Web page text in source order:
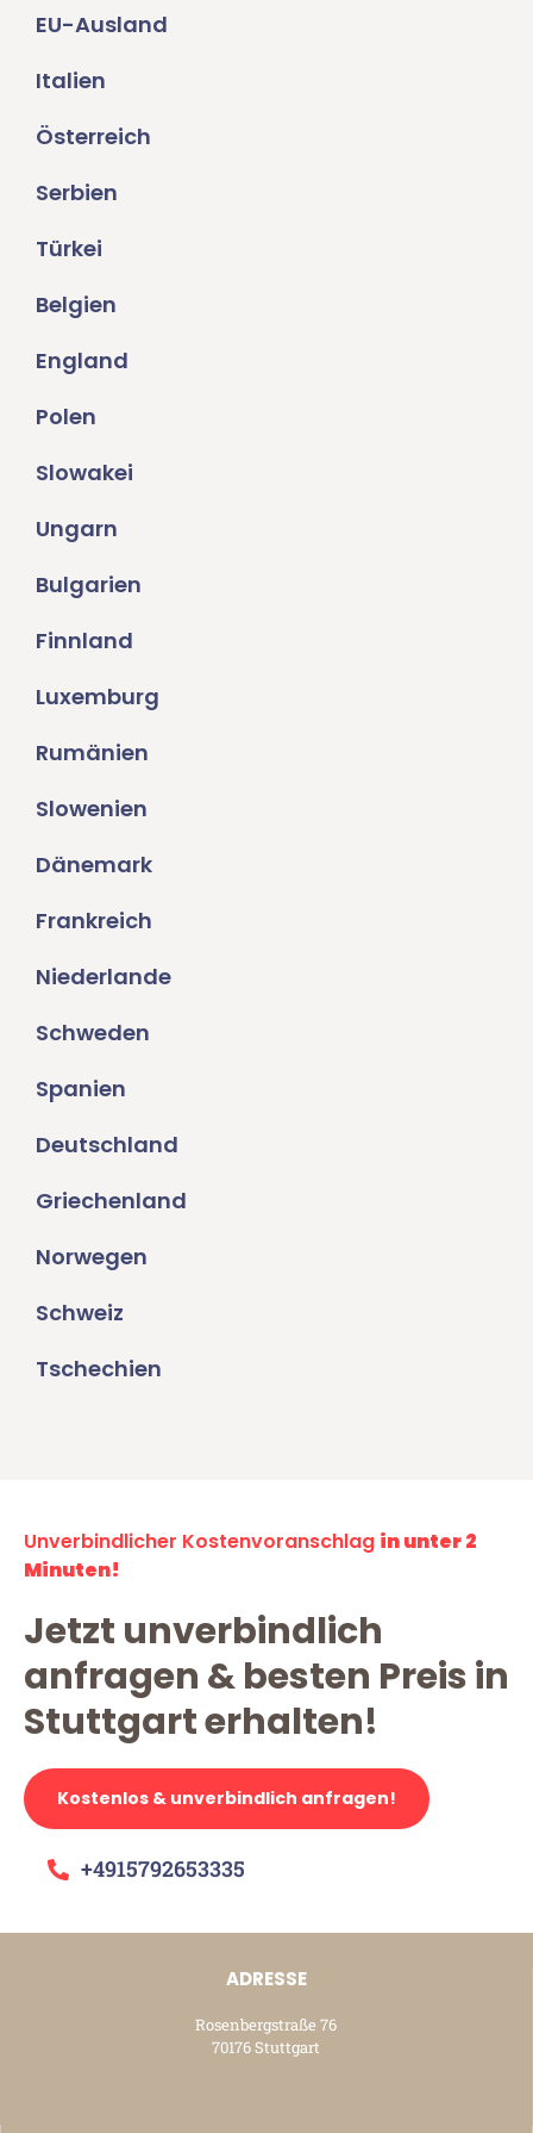
EU-Ausland
Italien
Österreich
Serbien
Türkei
Belgien
England
Polen
Slowakei
Ungarn
Bulgarien
Finnland
Luxemburg
Rumänien
Slowenien
Dänemark
Frankreich
Niederlande
Schweden
Spanien
Deutschland
Griechenland
Norwegen
Schweiz
Tschechien
Unverbindlicher Kostenvoranschlag in unter 2
Minuten!
Jetzt unverbindlich
anfragen & besten Preis in
Stuttgart erhalten!
Kostenlos & unverbindlich anfragen!
+4915792653335
ADRESSE
Rosenbergstraße 76
70176 Stuttgart